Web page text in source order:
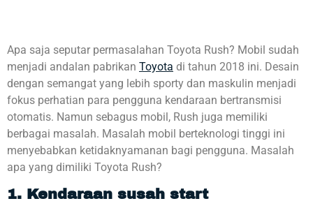
Apa saja seputar permasalahan Toyota Rush? Mobil sudah
menjadi andalan pabrikan Toyota di tahun 2018 ini. Desain
dengan semangat yang lebih sporty dan maskulin menjadi
fokus perhatian para pengguna kendaraan bertransmisi
otomatis. Namun sebagus mobil, Rush juga memiliki
berbagai masalah. Masalah mobil berteknologi tinggi ini
menyebabkan ketidaknyamanan bagi pengguna. Masalah
apa yang dimiliki Toyota Rush?
1. Kendaraan susah start